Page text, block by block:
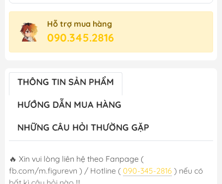
Hỗ trợ mua hàng
090.345.2816
THÔNG TIN SẢN PHẨM
HƯỚNG DẪN MUA HÀNG
NHỮNG CÂU HỎI THƯỜNG GẶP
🔥 Xin vui lòng liên hệ theo Fanpage (
fb.com/m.figurevn ) / Hotline ( 090-345-2816 ) nếu có